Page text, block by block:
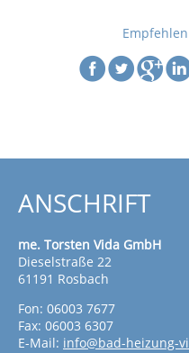
ANSCHRIFT
me. Torsten Vida GmbH
Dieselstraße 22
61191 Rosbach
Fon: 06003 7677
Fax: 06003 6307
E-Mail: info@bad-heizung-